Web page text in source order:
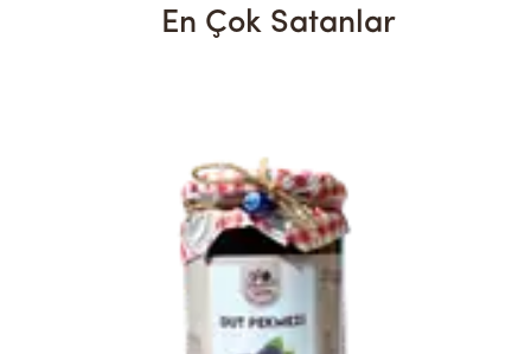
En Çok Satanlar